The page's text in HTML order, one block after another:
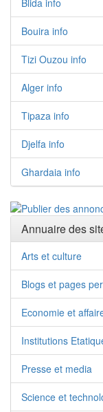
Blida info
Bouira info
Tizi Ouzou info
Alger info
Tipaza info
Djelfa info
Ghardaia info
Annuaire des
Arts et culture
Blogs et pages
Economie et
Institutions
Presse et media
Science et